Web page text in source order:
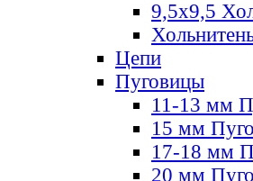
9,5х9,5
Цепи
Пуговицы
11-13 мм
15 мм
17-18 мм
20 мм